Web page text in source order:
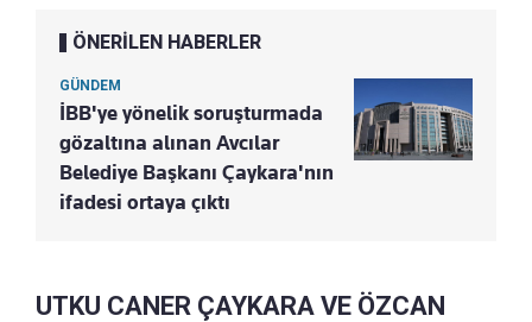
ÖNERİLEN HABERLER
GÜNDEM
İBB'ye yönelik soruşturmada
gözaltına alınan Avcılar
Belediye Başkanı Çaykara'nın
ifadesi ortaya çıktı
UTKU CANER ÇAYKARA VE ÖZCAN